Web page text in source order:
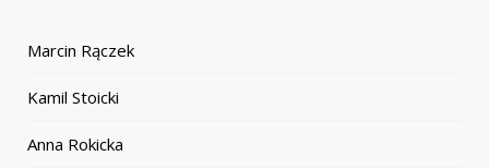
Marcin Rączek
Kamil Stoicki
Anna Rokicka